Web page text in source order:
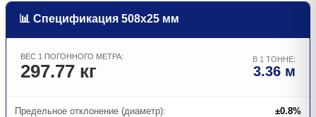
📊 Спецификация 508х25 мм
ВЕС 1 ПОГОННОГО МЕТРА:
297.77 кг
В 1 ТОННЕ:
3.36 м
Предельное отклонение (диаметр): ±0.8%